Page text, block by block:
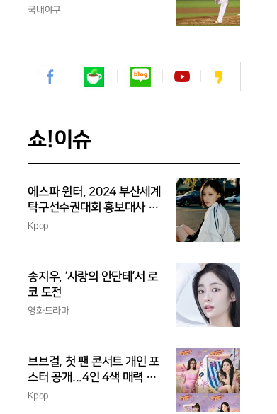
아시아쿼터 찾았나
국내야구
쇼!이슈
에스파 윈터, 2024 부산세계
탁구선수권대회 홍보대사 위
촉
Kpop
송지우, ‘사랑의 안단테’서 로
코 도전
영화드라마
브브걸, 첫 팬 콘서트 개인 포
스터 공개...4인 4색 매력 발
산
Kpop